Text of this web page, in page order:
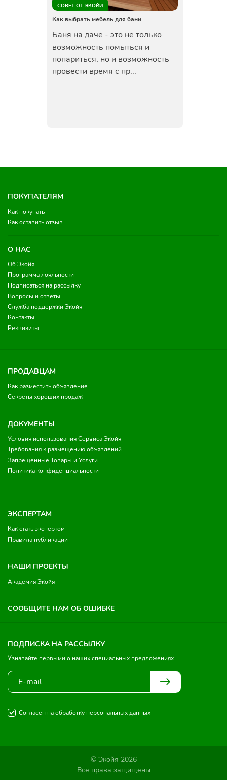
СОВЕТ ОТ ЭКОЙИ
Как выбрать мебель для бани
Баня на даче - это не только
возможность помыться и
попариться, но и возможность
провести время с пр...
ПОКУПАТЕЛЯМ
Как покупать
Как оставить отзыв
О НАС
Об Экойя
Программа лояльности
Подписаться на рассылку
Вопросы и ответы
Служба поддержки Экойя
Контакты
Реквизиты
ПРОДАВЦАМ
Как разместить объявление
Секреты хороших продаж
ДОКУМЕНТЫ
Условия использования Сервиса Экойя
Требования к размещению объявлений
Запрещенные Товары и Услуги
Политика конфиденциальности
ЭКСПЕРТАМ
Как стать экспертом
Правила публикации
НАШИ ПРОЕКТЫ
Академия Экойя
СООБЩИТЕ НАМ ОБ ОШИБКЕ
ПОДПИСКА НА РАССЫЛКУ
Узнавайте первыми о наших специальных предложениях
Согласен на обработку персональных данных
© Экойя 2026
Все права защищены